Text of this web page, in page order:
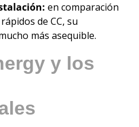
en comparación
de CC, su
más asequible.
y los